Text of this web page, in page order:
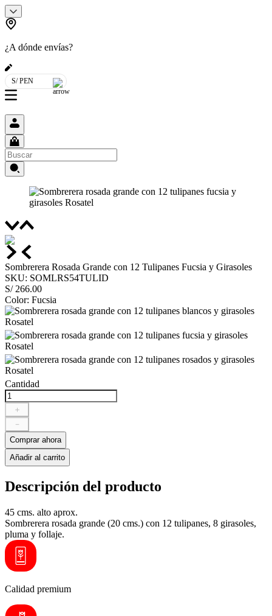
¿A dónde envías?
S/ PEN
Sombrerera Rosada Grande con 12 Tulipanes Fucsia y Girasoles
SKU: SOMLRS54TULID
S/ 266.00
Color: Fucsia
Cantidad
＋
－
Comprar ahora
Añadir al carrito
Descripción del producto
45 cms. alto aprox.
Sombrerera rosada grande (20 cms.) con 12 tulipanes, 8 girasoles,
pluma y follaje.
Calidad premium